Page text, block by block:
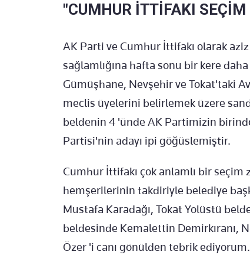
"CUMHUR İTTİFAKI
AK Parti ve Cumhur İttifakı olarak
sağlamlığına hafta sonu bir kere
Gümüşhane, Nevşehir ve Tokat'taki
meclis üyelerini belirlemek üzere
beldenin 4 'ünde AK Partimizin
Partisi'nin adayı ipi göğüslemiştir.
Cumhur İttifakı çok anlamlı bir seçim
hemşerilerinin takdiriyle belediye
Mustafa Karadağı, Tokat Yolüstü
beldesinde Kemalettin Demirkıranı,
Özer 'i canı gönülden tebrik ediyorum.